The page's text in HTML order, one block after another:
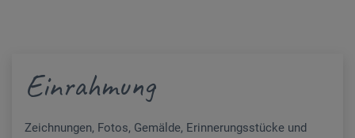
Einrahmung
Zeichnungen, Fotos, Gemälde, Erinnerungsstücke und